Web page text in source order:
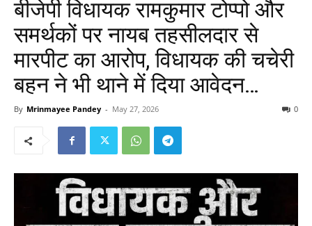
बीजेपी विधायक रामकुमार टोप्पो और
समर्थकों पर नायब तहसीलदार से
मारपीट का आरोप, विधायक की चचेरी
बहन ने भी थाने में दिया आवेदन…
By Mrinmayee Pandey - May 27, 2026 0